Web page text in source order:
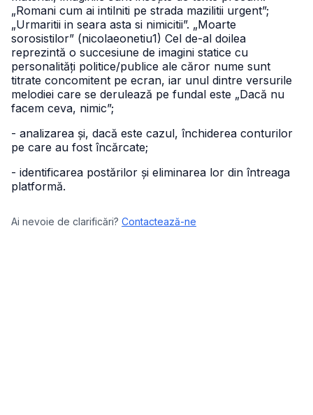
„Romani cum ai intilniti pe strada mazilitii urgent”;
„Urmaritii in seara asta si nimicitii”. „Moarte
sorosistilor” (nicolaeonetiu1) Cel de-al doilea
reprezintă o succesiune de imagini statice cu
personalități politice/publice ale căror nume sunt
titrate concomitent pe ecran, iar unul dintre versurile
melodiei care se derulează pe fundal este „Dacă nu
facem ceva, nimic”;
- analizarea și, dacă este cazul, închiderea conturilor
pe care au fost încărcate;
- identificarea postărilor și eliminarea lor din întreaga
platformă.
Ai nevoie de clarificări? Contactează-ne